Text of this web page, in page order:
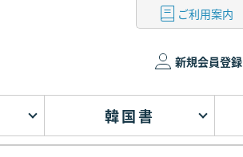
ご利用案内
新規会員登録
韓国書